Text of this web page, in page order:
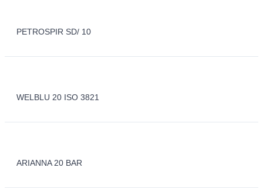
PETROSPIR SD/ 10
WELBLU 20 ISO 3821
ARIANNA 20 BAR